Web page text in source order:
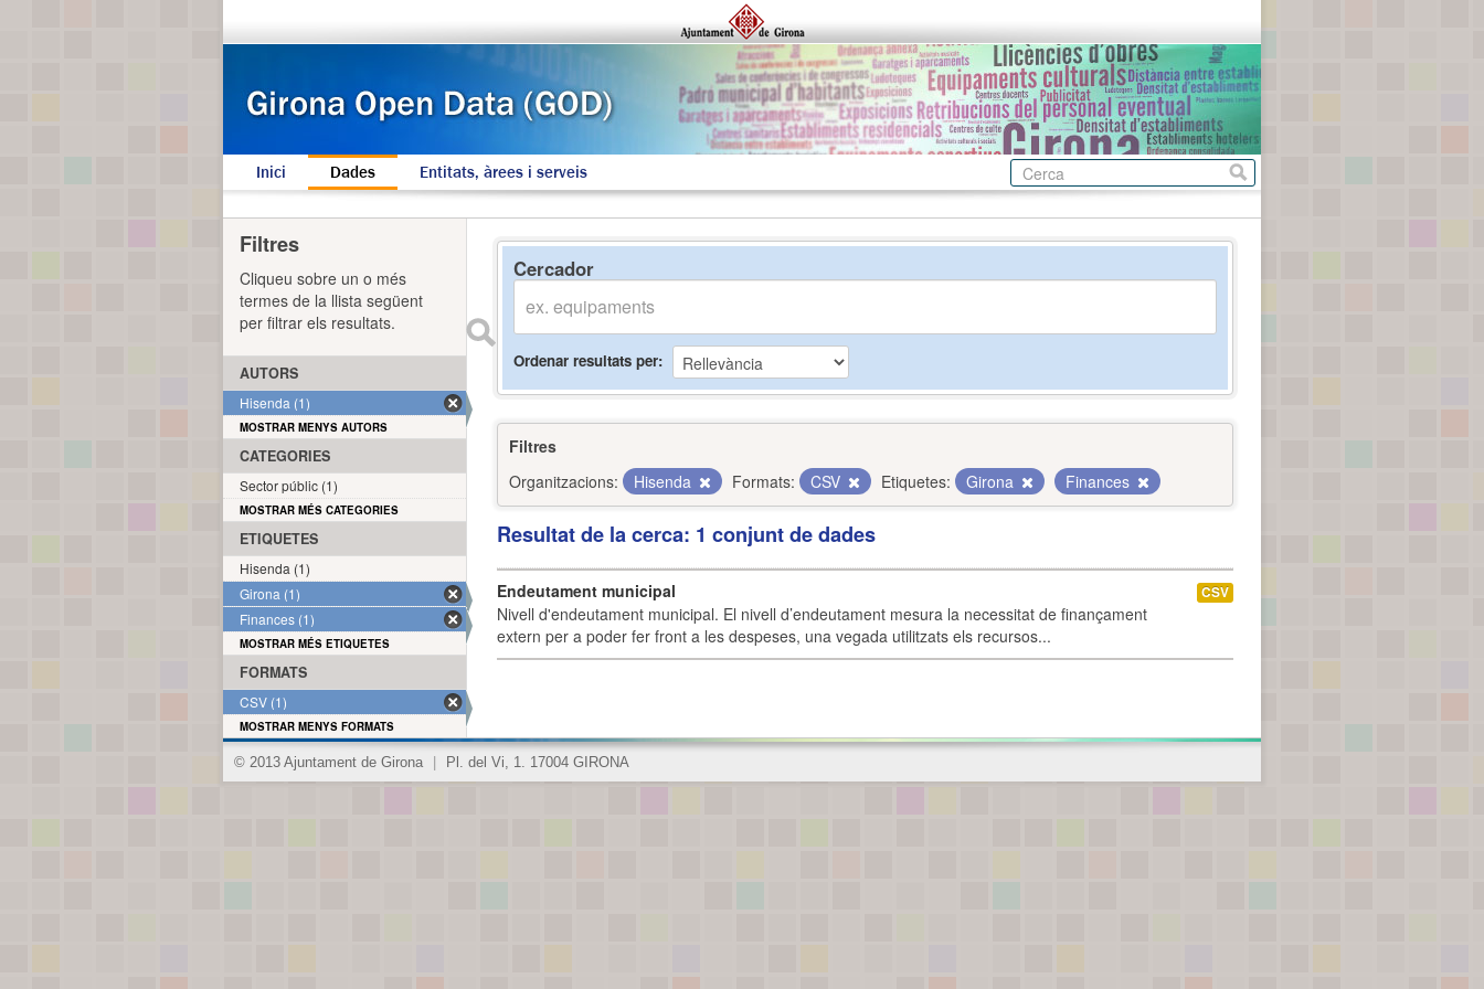
Inici Dades Entitats, àrees i serveis
Cercador
Ordenar resultats per
Filtres
Organitzacions:
Hisenda Formats: CSV Etiquetes: Girona Finances
Resultat de la cerca: 1 conjunt de dades
Endeutament municipal
Nivell d'endeutament municipal. El nivell d’endeutament mesura la necessitat de finançament
extern per a poder fer front a les despeses, una vegada utilitzats els recursos...
CSV
Filtres
Cliqueu sobre un o més
termes de la llista següent
per filtrar els resultats.
AUTORS
Hisenda (1)
MOSTRAR MENYS AUTORS
CATEGORIES
Sector públic (1)
MOSTRAR MÉS CATEGORIES
ETIQUETES
Hisenda (1)
Girona (1)
Finances (1)
MOSTRAR MÉS ETIQUETES
FORMATS
CSV (1)
MOSTRAR MENYS FORMATS
© 2013 Ajuntament de Girona Pl. del Vi, 1. 17004 GIRONA